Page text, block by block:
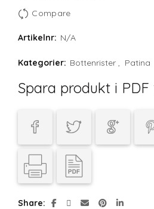
Compare
Artikelnr: N/A
Kategorier: Bottenrister , Patina
Spara produkt i
Share